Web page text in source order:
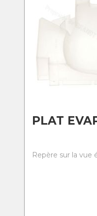
PLAT
Repère sur la vue